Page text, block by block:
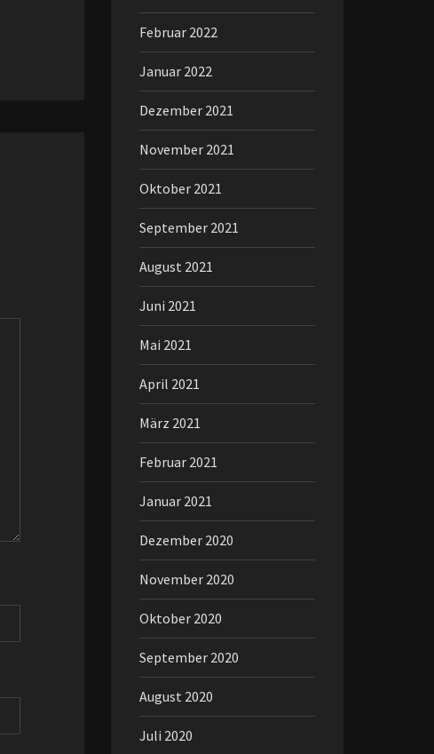
Februar 2022
Januar 2022
Dezember 2021
November 2021
Oktober 2021
September 2021
August 2021
Juni 2021
Mai 2021
April 2021
März 2021
Februar 2021
Januar 2021
Dezember 2020
November 2020
Oktober 2020
September 2020
August 2020
Juli 2020